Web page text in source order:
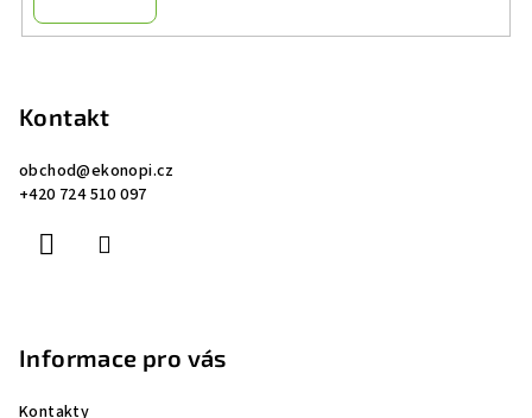
Kontakt
obchod@ekonopi.cz
+420 724 510 097
Informace pro vás
Kontakty